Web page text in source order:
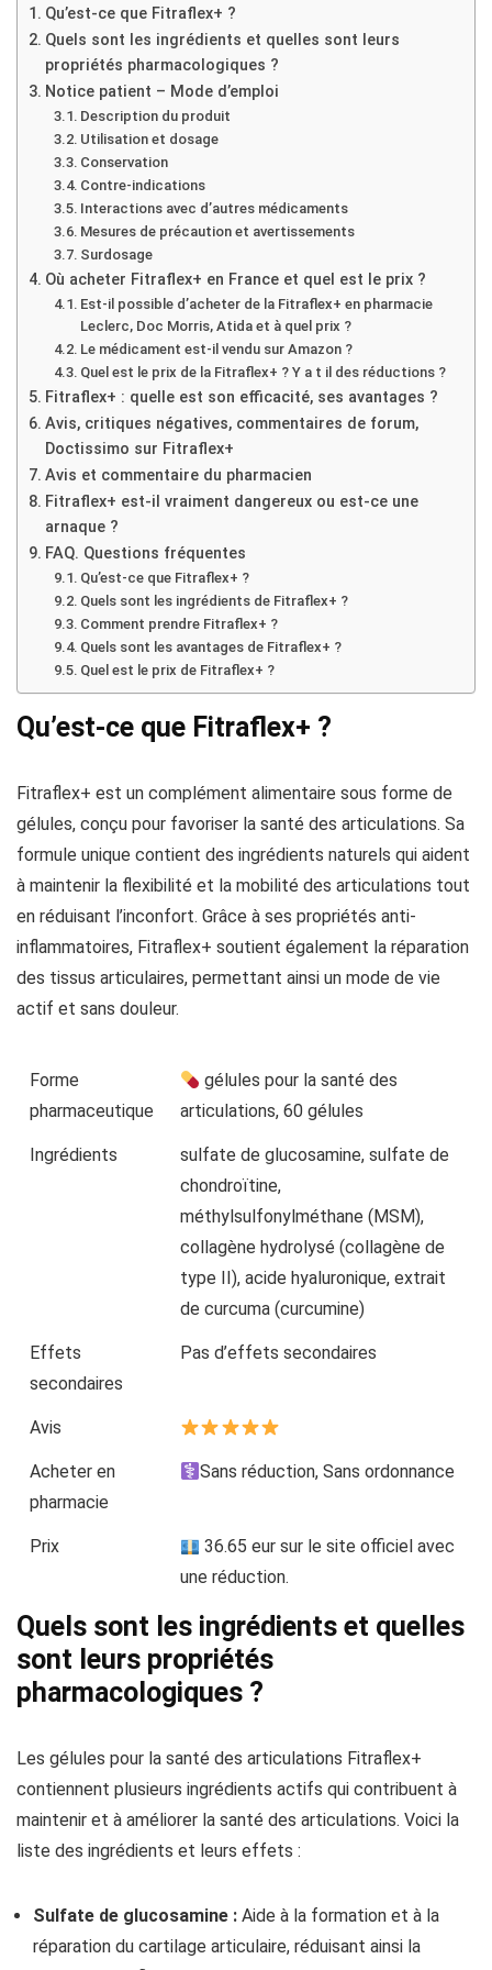
Qu’est-ce que Fitraflex+ ?
Quels sont les ingrédients et quelles sont leurs
propriétés pharmacologiques ?
Notice patient – Mode d’emploi
Description du produit
Utilisation et dosage
Conservation
Contre-indications
Interactions avec d’autres médicaments
Mesures de précaution et avertissements
Surdosage
Où acheter Fitraflex+ en France et quel est le prix ?
Est-il possible d’acheter de la Fitraflex+ en pharmacie
Leclerc, Doc Morris, Atida et à quel prix ?
Le médicament est-il vendu sur Amazon ?
Quel est le prix de la Fitraflex+ ? Y a t il des réductions ?
Fitraflex+ : quelle est son efficacité, ses avantages ?
Avis, critiques négatives, commentaires de forum,
Doctissimo sur Fitraflex+
Avis et commentaire du pharmacien
Fitraflex+ est-il vraiment dangereux ou est-ce une
arnaque ?
FAQ. Questions fréquentes
Qu’est-ce que Fitraflex+ ?
Quels sont les ingrédients de Fitraflex+ ?
Comment prendre Fitraflex+ ?
Quels sont les avantages de Fitraflex+ ?
Quel est le prix de Fitraflex+ ?
Qu’est-ce que Fitraflex+ ?
Fitraflex+ est un complément alimentaire sous forme de
gélules, conçu pour favoriser la santé des articulations. Sa
formule unique contient des ingrédients naturels qui aident
à maintenir la flexibilité et la mobilité des articulations tout
en réduisant l’inconfort. Grâce à ses propriétés anti-
inflammatoires, Fitraflex+ soutient également la réparation
des tissus articulaires, permettant ainsi un mode de vie
actif et sans douleur.
Forme
pharmaceutique
gélules pour la santé des
articulations, 60 gélules
Ingrédients
sulfate de glucosamine, sulfate de
chondroïtine,
méthylsulfonylméthane (MSM),
collagène hydrolysé (collagène de
type II), acide hyaluronique, extrait
de curcuma (curcumine)
Effets
secondaires
Pas d’effets secondaires
Avis
Acheter en
pharmacie
Sans réduction, Sans ordonnance
Prix
36.65 eur sur le site officiel avec
une réduction.
Quels sont les ingrédients et quelles
sont leurs propriétés
pharmacologiques ?
Les gélules pour la santé des articulations Fitraflex+
contiennent plusieurs ingrédients actifs qui contribuent à
maintenir et à améliorer la santé des articulations. Voici la
liste des ingrédients et leurs effets :
Sulfate de glucosamine : Aide à la formation et à la
réparation du cartilage articulaire, réduisant ainsi la